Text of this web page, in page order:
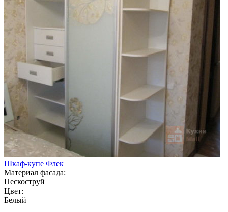
Шкаф-купе Флек
Материал фасада:
Пескоструй
Цвет:
Белый